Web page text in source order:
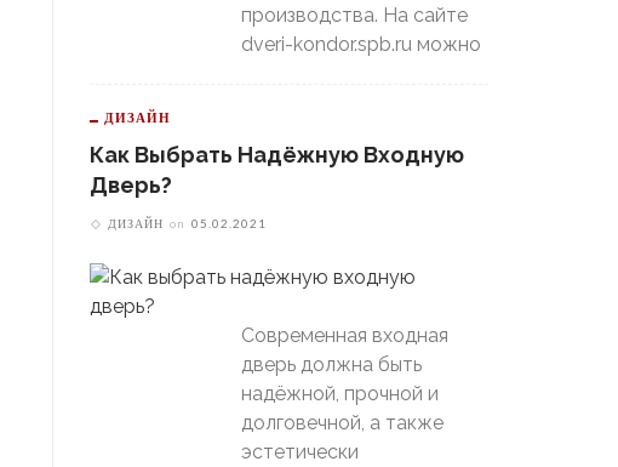
производства. На сайте
dveri-kondor.spb.ru можно
ДИЗАЙН
Как Выбрать Надёжную Входную
Дверь?
ДИЗАЙН on 05.02.2021
Современная входная
дверь должна быть
надёжной, прочной и
долговечной, а также
эстетически